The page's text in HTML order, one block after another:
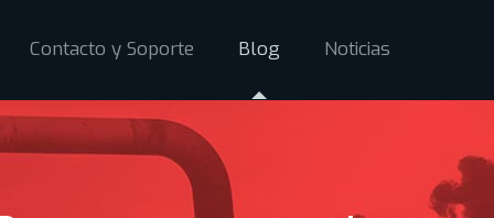
Contacto y Soporte Blog Noticias